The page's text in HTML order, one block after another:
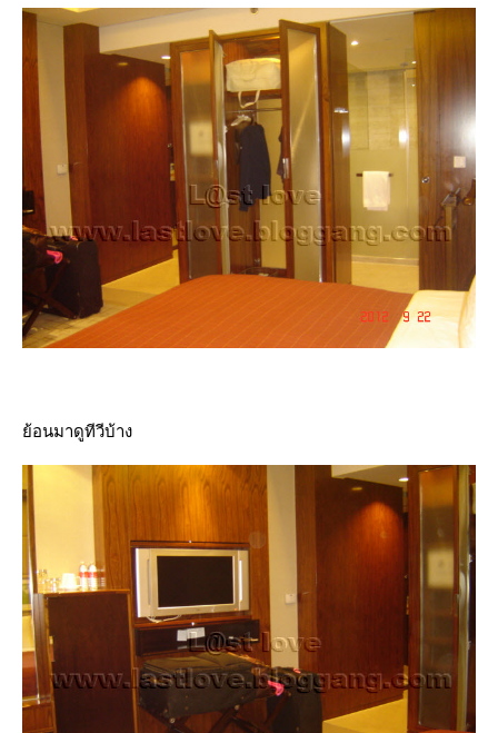
้อนมาดูทีวีบ้าง